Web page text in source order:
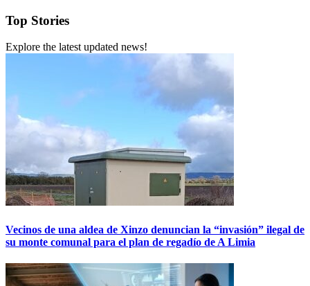
Top Stories
Explore the latest updated news!
Vecinos de una aldea de Xinzo denuncian la “invasión” ilegal de
su monte comunal para el plan de regadío de A Limia